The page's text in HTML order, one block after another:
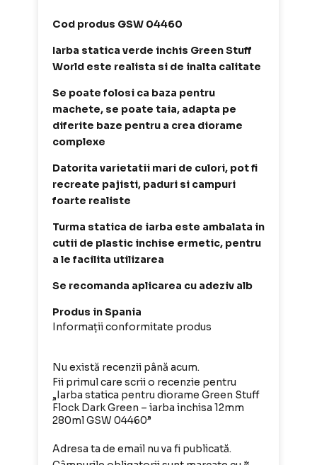
Cod produs GSW 04460
Iarba statica verde inchis Green Stuff
World este realista si de inalta calitate
Se poate folosi ca baza pentru
machete, se poate taia, adapta pe
diferite baze pentru a crea diorame
complexe
Datorita varietatii mari de culori, pot fi
recreate pajisti, paduri si campuri
foarte realiste
Turma statica de iarba este ambalata in
cutii de plastic inchise ermetic, pentru
a le facilita utilizarea
Se recomanda aplicarea cu adeziv alb
Produs in Spania
Informații conformitate produs
Nu există recenzii până acum.
Fii primul care scrii o recenzie pentru
„Iarba statica pentru diorame Green Stuff
Flock Dark Green – iarba inchisa 12mm
280ml GSW 04460”
Adresa ta de email nu va fi publicată.